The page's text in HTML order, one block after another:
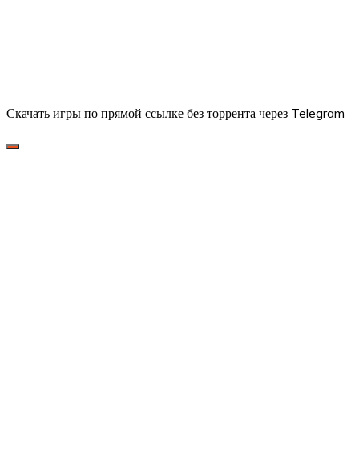
Скачать игры по прямой ссылке без торрента через Telegram